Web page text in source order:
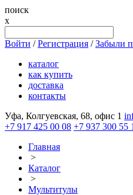
поиск
x
Войти / Регистрация / Забыли
каталог
как купить
доставка
контакты
Уфа, Колгуевская, 68, офис 1
+7 917 425 00 08 +7 937 300 55
Главная
>
Каталог
>
Мультитулы